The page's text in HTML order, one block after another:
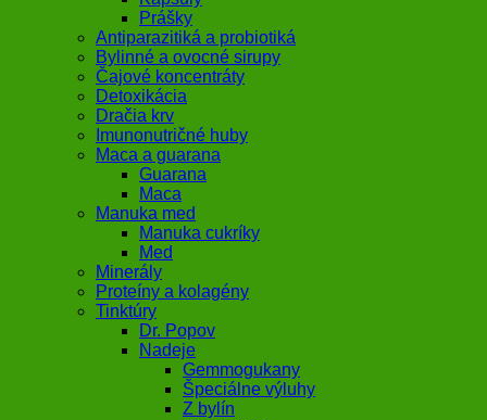
Prášky
Antiparazitiká a probiotiká
Bylinné a ovocné sirupy
Čajové koncentráty
Detoxikácia
Dračia krv
Imunonutričné huby
Maca a guarana
Guarana
Maca
Manuka med
Manuka cukríky
Med
Minerály
Proteíny a kolagény
Tinktúry
Dr. Popov
Nadeje
Gemmogukany
Špeciálne výluhy
Z bylín